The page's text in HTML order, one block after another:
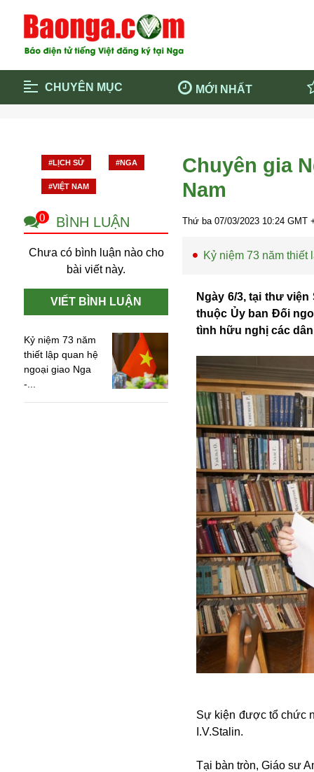
CHUYÊN MỤC MỚI NHẤT
Cộng đồng
Thông
Cuộc sống quanh ta
Quảng cáo
#LỊCH SỬ #NGA
#VIỆT NAM
0 BÌNH LUẬN
Chưa có bình luận nào cho
bài viết này.
VIẾT BÌNH LUẬN
Kỷ niệm 73 năm
thiết lập quan hệ
ngoại giao Nga
-...
Chuyên gia
Nam
Thứ ba 07/03/2023 10:24 GMT
Kỷ niệm 73 năm thiết
Ngày 6/3, tại thư
thuộc Ủy ban Đối
tình hữu nghị các
Sự kiện được tổ chức
I.V.Stalin.
Tại bàn tròn, Giáo sư